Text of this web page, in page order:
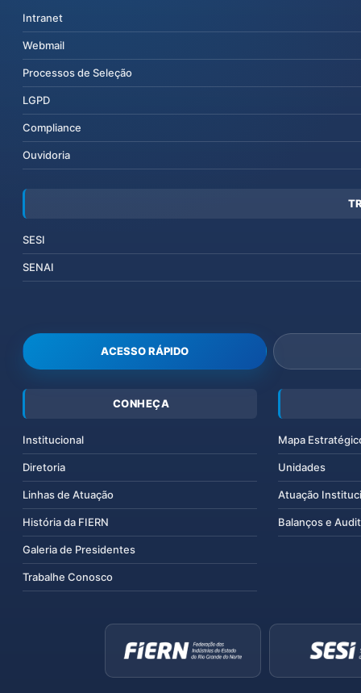
Intranet
Webmail
Processos de Seleção
LGPD
Compliance
Ouvidoria
SESI
SENAI
ACESSO RÁPIDO
CONHEÇA
Institucional
Diretoria
Linhas de Atuação
História da FIERN
Galeria de Presidentes
Trabalhe Conosco
Mapa
Unidades
Atuação
Balanços e